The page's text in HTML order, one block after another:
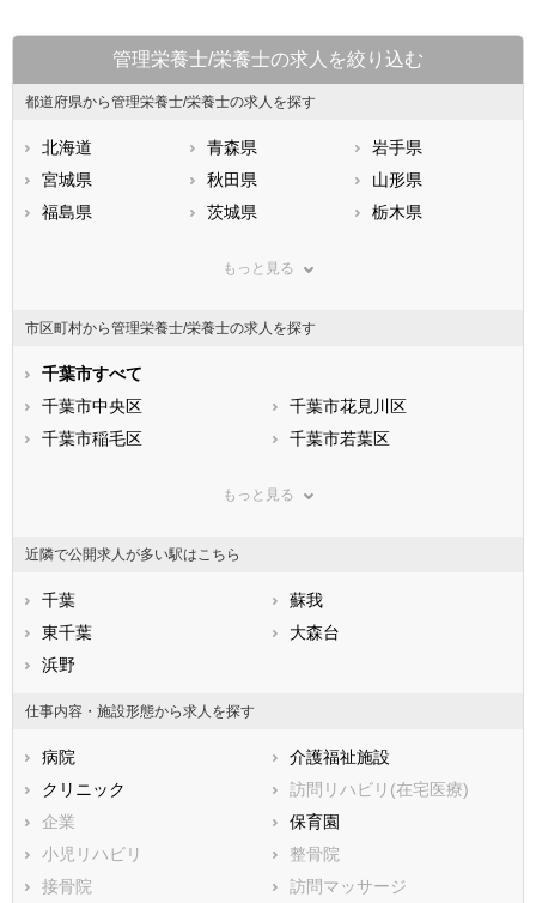
管理栄養士/栄養士の求人を絞り込む
都道府県から管理栄養士/栄養士の求人を探す
北海道 青森県
岩手県
宮城県
秋田県
山形県
福島県
茨城県
栃木県
神奈川県
石川県
福井県
静岡県
滋賀県
大阪府
兵庫県
和歌山県
山口県
福岡県
佐賀県
熊本県
鹿児島県
もっと見る
市区町村から管理栄養士/栄養士の求人を探す
千葉市すべて
千葉市中央区
千葉市花見川区
千葉市稲毛区
千葉市若葉区
船橋市
木更津市
松戸市
野田市
茂原市
成田市
勝浦市
市原市
流山市
八千代市
我孫子市
鴨川市
鎌ケ谷市
君津市
富津市
浦安市
もっと見る
近隣で公開求人が多い駅はこちら
千葉
蘇我
東千葉
大森台
浜野
仕事内容・施設形態から求人を探す
病院
介護福祉施設
クリニック
訪問リハビリ(在宅医療)
企業
保育園
小児リハビリ
整骨院
接骨院
訪問マッサージ